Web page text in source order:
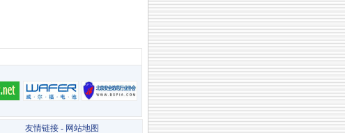
友情链接 - 网站地图